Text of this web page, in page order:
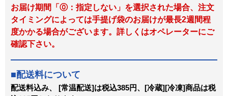
お届け期間「⓪：指定しない」を選択された場合、注文
タイミングによっては手提げ袋のお届けが最長2週間程
度かかる場合がございます。詳しくはオペレーターにご
確認下さい。
配送料について
配送料込み、 [常温配送]は税込385円、[冷蔵][冷凍]商品は税